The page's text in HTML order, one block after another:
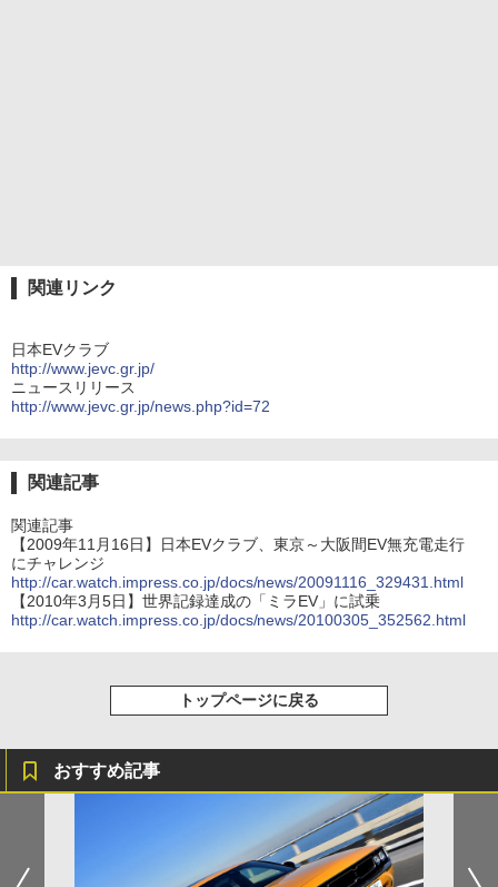
関連リンク
日本EVクラブ
http://www.jevc.gr.jp/
ニュースリリース
http://www.jevc.gr.jp/news.php?id=72
関連記事
関連記事
【2009年11月16日】日本EVクラブ、東京～大阪間EV無充電走行
にチャレンジ
http://car.watch.impress.co.jp/docs/news/20091116_329431.html
【2010年3月5日】世界記録達成の「ミラEV」に試乗
http://car.watch.impress.co.jp/docs/news/20100305_352562.html
トップページに戻る
おすすめ記事